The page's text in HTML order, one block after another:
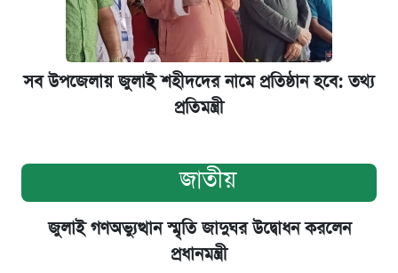
সব উপজেলায় জুলাই শহীদদের নামে প্রতিষ্ঠান হবে: তথ্য
প্রতিমন্ত্রী
জাতীয়
জুলাই গণঅভ্যুত্থান স্মৃতি জাদুঘর উদ্বোধন করলেন
প্রধানমন্ত্রী